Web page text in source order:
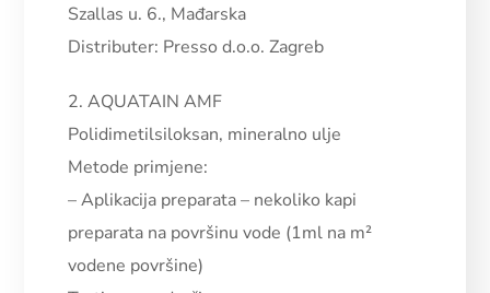
Szallas u. 6., Mađarska
Distributer: Presso d.o.o. Zagreb
2. AQUATAIN AMF
Polidimetilsiloksan, mineralno ulje
Metode primjene:
–Aplikacija preparata – nekoliko kapi
preparata na površinu vode (1ml na m²
vodene površine)